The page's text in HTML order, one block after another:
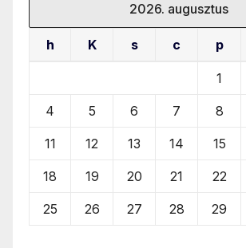
2026. augusztus
h K s c p
1
4 5 6 7 8
11 12 13 14 15
18 19 20 21 22
25 26 27 28 29